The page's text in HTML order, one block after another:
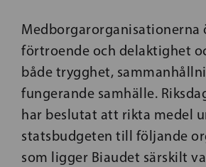
Medborgarorganisationerna
förtroende och delaktighet
både trygghet,
fungerande samhälle.
har beslutat att rikta medel
statsbudgeten till följande
som ligger Biaudet särskilt